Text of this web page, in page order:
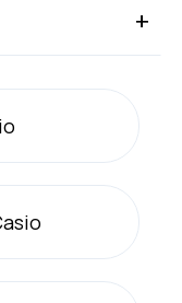
+